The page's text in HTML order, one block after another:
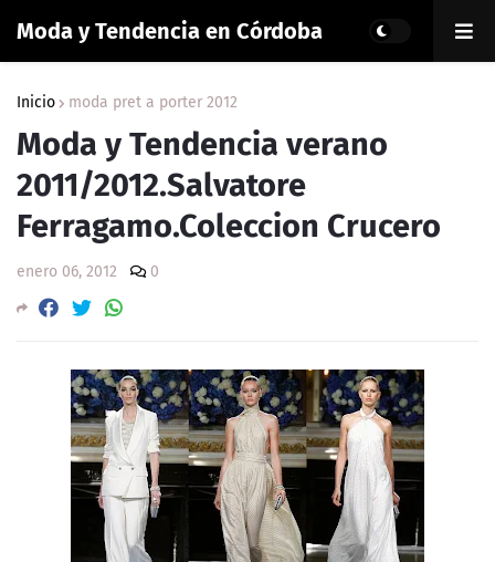
Moda y Tendencia en Córdoba
Inicio moda pret a porter 2012
Moda y Tendencia verano
2011/2012.Salvatore
Ferragamo.Coleccion Crucero
enero 06, 2012 0